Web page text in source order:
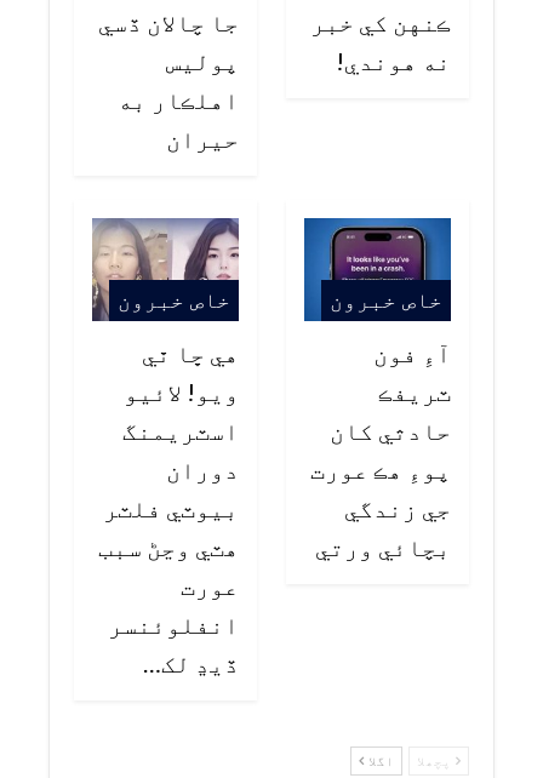
ڪنهن کي خبر
نه هوندي!
جا چالان ڏسي
پوليس
اهلڪار به
حيران
خاص خبرون
آءِ فون
ٽريفڪ
حادثي کان
پوءِ هڪ عورت
جي زندگي
بچائي ورتي
خاص خبرون
هي ڇا ٿي
ويو! لائيو
اسٽريمنگ
دوران
بيوٽي فلٽر
هٽي وڃڻ سبب
عورت
انفلوئنسر
ڏيڍ لک…
پچھلا اگلا